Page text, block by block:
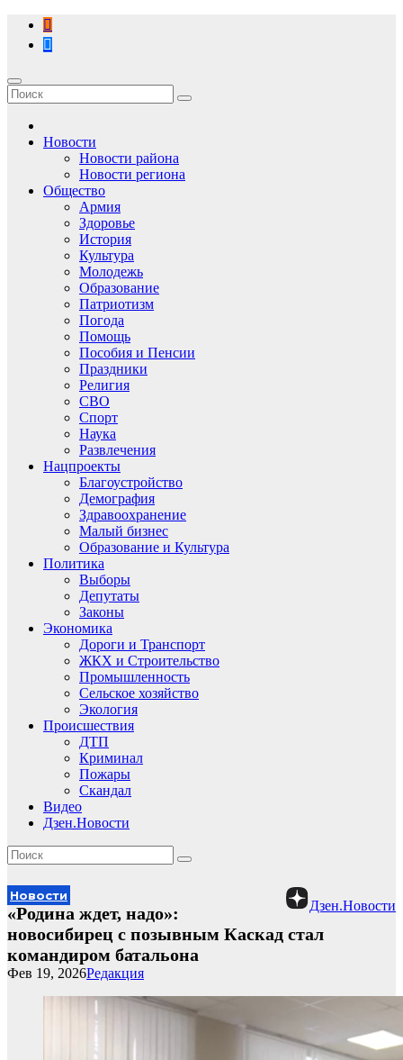
Перейти
содержимому
Новости
Новости района
Новости региона
Общество
Армия
Здоровье
История
Культура
Молодежь
Образование
Патриотизм
Погода
Помощь
Пособия и Пенсии
Праздники
Религия
СВО
Спорт
Наука
Развлечения
Нацпроекты
Благоустройство
Демография
Здравоохранение
Малый бизнес
Образование и Культура
Политика
Выборы
Депутаты
Законы
Экономика
Дороги и Транспорт
ЖКХ и Строительство
Промышленность
Сельское хозяйство
Экология
Происшествия
ДТП
Криминал
Пожары
Скандал
Видео
Дзен.Новости
Дзен.Новости
Новости
«Родина ждет, надо»:
новосибирец с позывным Каскад стал
командиром батальона
Редакция
Фев 19, 2026